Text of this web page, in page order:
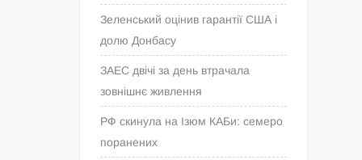
Зеленський оцінив гарантії США і
долю Донбасу
ЗАЕС двічі за день втрачала
зовнішнє живлення
РФ скинула на Ізюм КАБи: семеро
поранених